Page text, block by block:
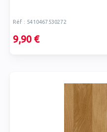
Réf : 5410467530272
9,90 €